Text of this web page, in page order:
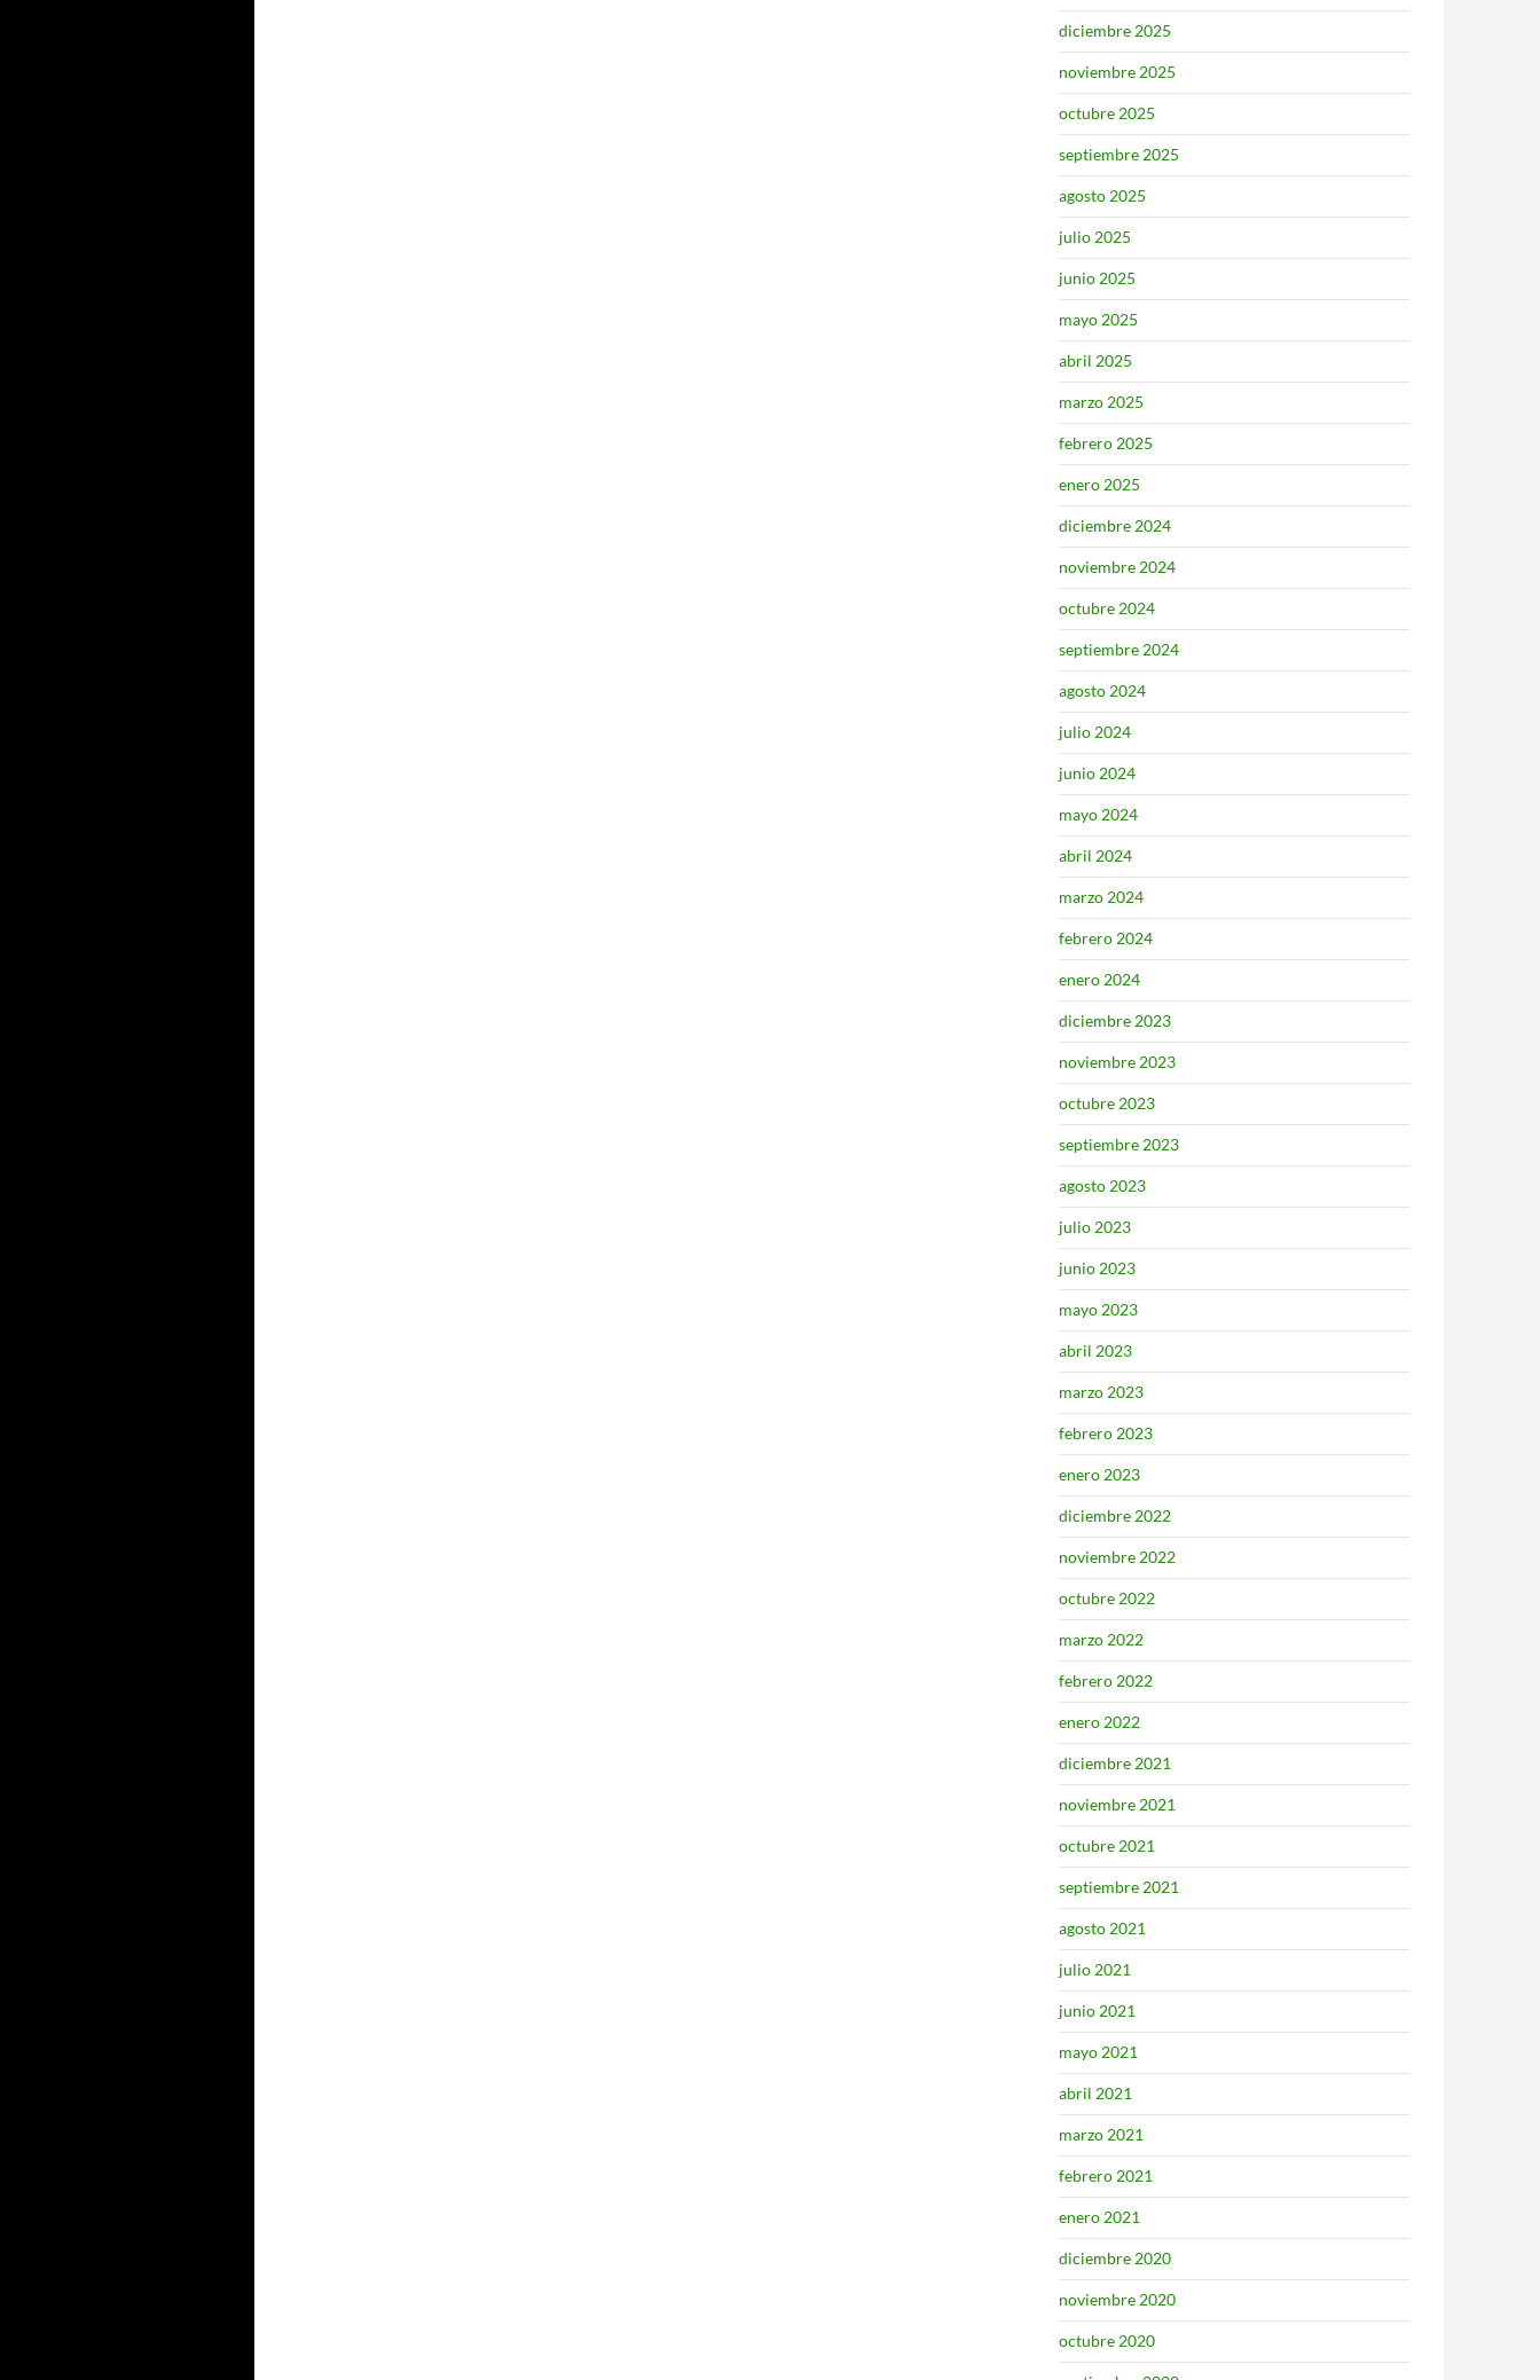
diciembre 2025
noviembre 2025
octubre 2025
septiembre 2025
agosto 2025
julio 2025
junio 2025
mayo 2025
abril 2025
marzo 2025
febrero 2025
enero 2025
diciembre 2024
noviembre 2024
octubre 2024
septiembre 2024
agosto 2024
julio 2024
junio 2024
mayo 2024
abril 2024
marzo 2024
febrero 2024
enero 2024
diciembre 2023
noviembre 2023
octubre 2023
septiembre 2023
agosto 2023
julio 2023
junio 2023
mayo 2023
abril 2023
marzo 2023
febrero 2023
enero 2023
diciembre 2022
noviembre 2022
octubre 2022
marzo 2022
febrero 2022
enero 2022
diciembre 2021
noviembre 2021
octubre 2021
septiembre 2021
agosto 2021
julio 2021
junio 2021
mayo 2021
abril 2021
marzo 2021
febrero 2021
enero 2021
diciembre 2020
noviembre 2020
octubre 2020